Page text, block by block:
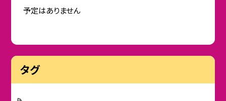
予定はありません
タグ